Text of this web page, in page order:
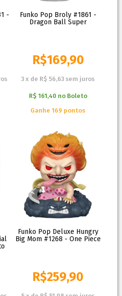
-
Funko Pop Broly #1861 -
Dragon Ball Super
R$169,90
3 x de R$ 56,63 sem juros
R$ 161,40 no Boleto
Ganhe 169 pontos
Funko Pop Deluxe Hungry
Big Mom #1268 - One Piece
R$259,90